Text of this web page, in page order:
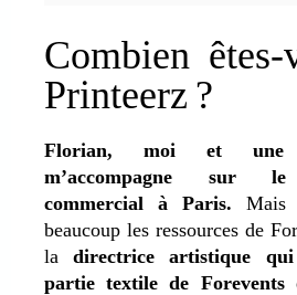
Combien êtes-
Printeerz ?
Florian, moi et une
m’accompagne sur le
commercial à Paris. Mais
beaucoup les ressources de
ladirectrice artistique
partie textile de Forevents